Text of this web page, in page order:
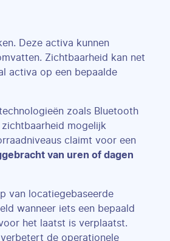
Deze activa kunnen
Zichtbaarheid kan net
activa op een bepaalde
zoals Bluetooth
zichtbaarheid mogelijk
claimt voor een
van uren of dagen
van locatiegebaseerde
wanneer iets een bepaald
het laatst is verplaatst.
de operationele